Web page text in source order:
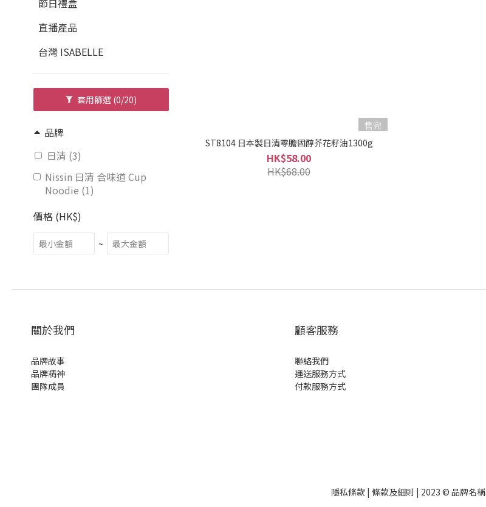
節日禮盒
直播產品
台灣 ISABELLE
套用篩選 (0/20)
品牌
日清 (3)
Nissin 日清 合味道 Cup
Noodie (1)
價格 (HK$)
~
售完
ST8104 日本製日清零膽固醇芥花籽油1300g
HK$58.00
HK$68.00
關於我們
品牌故事
品牌精神
團隊成員
顧客服務
聯絡我們
運送服務方式
付款服務方式
隱私條款 | 條款及細則 | 2023 © 品牌名稱